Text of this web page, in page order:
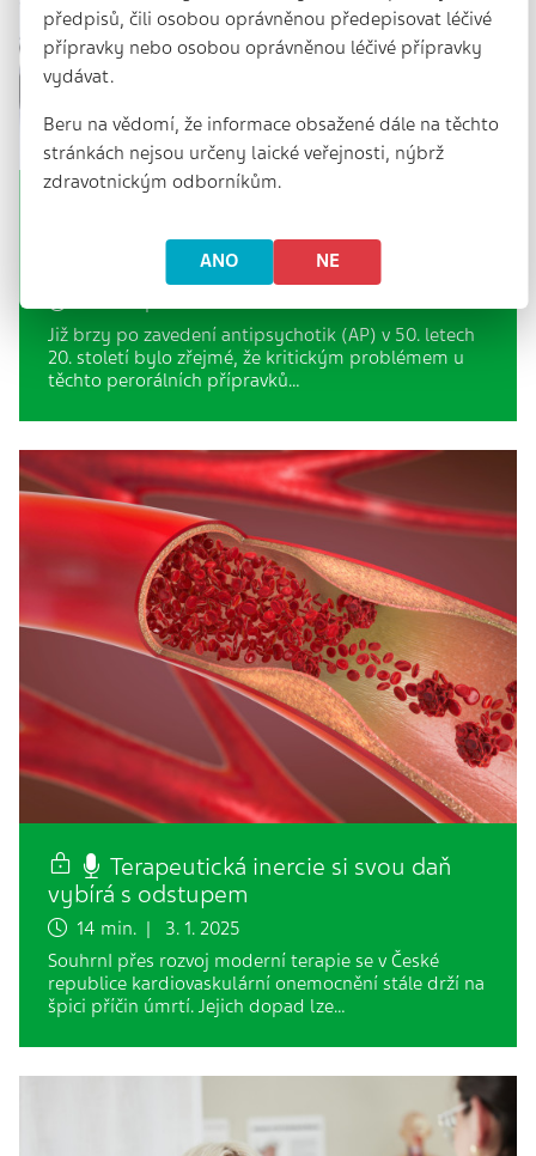
působící injekční antipsychotika druhé
13 min. | 1. 1. 2024
Již brzy po zavedení antipsychotik (AP) v 50. letech
20. století bylo zřejmé, že kritickým problémem u
těchto perorálních přípravků…
Terapeutická inercie si svou daň
vybírá s odstupem
14 min. | 3. 1. 2025
SouhrnI přes rozvoj moderní terapie se v České
republice kardiovaskulární onemocnění stále drží na
špici příčin úmrtí. Jejich dopad lze…
předpisů, čili osobou oprávněnou předepisovat léčivé
přípravky nebo osobou oprávněnou léčivé přípravky
vydávat.
Beru na vědomí, že informace obsažené dále na těchto
stránkách nejsou určeny laické veřejnosti, nýbrž
zdravotnickým odborníkům.
ANO NE